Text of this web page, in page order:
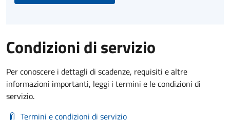
Condizioni di servizio
Per conoscere i dettagli di scadenze, requisiti e altre
informazioni importanti, leggi i termini e le condizioni di
servizio.
Termini e condizioni di servizio